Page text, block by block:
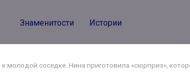
Знаменитости Истории
соседке. Нина приготовила «сюрприз»,